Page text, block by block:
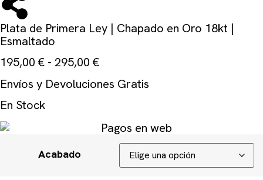
Plata de Primera Ley | Chapado en Oro 18kt |
Esmaltado
195,00 € - 295,00 €
Envíos y Devoluciones Gratis
En Stock
Acabado